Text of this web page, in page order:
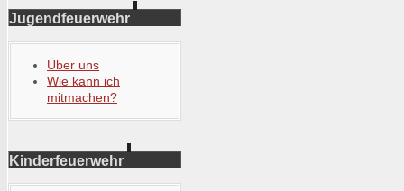
Jugendfeuerwehr
Über uns
Wie kann ich
mitmachen?
Kinderfeuerwehr